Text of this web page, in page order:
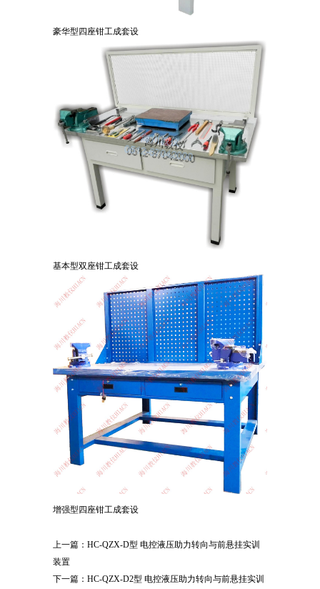
豪华型四座钳工成套设
基本型双座钳工成套设
增强型四座钳工成套设
上一篇： HC-QZX-D型 电控液压助力转向与前悬挂实训
装置
下一篇： HC-QZX-D2型 电控液压助力转向与前悬挂实训